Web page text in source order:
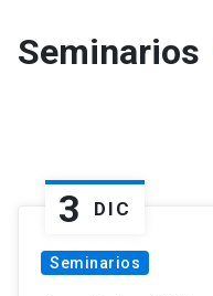
Seminarios
3 DIC
Seminarios